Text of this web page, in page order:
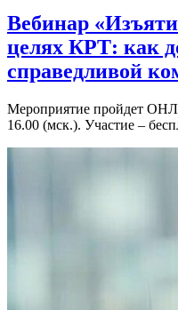
Вебинар
целях КРТ: как
справедливой
Мероприятие пройдет
16.00 (мск.). Участие –